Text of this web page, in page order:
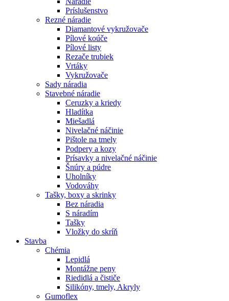
Príslušenstvo
Rezné náradie
Diamantové vykružovače
Pílové koúče
Pílové listy
Rezače trubiek
Vrtáky
Vykružovače
Sady náradia
Stavebné náradie
Ceruzky a kriedy
Hladítka
Miešadlá
Nivelačné náčinie
Pištole na tmely
Podpery a kozy
Prísavky a nivelačné náčinie
Šnúry a púdre
Uholníky
Vodováhy
Tašky, boxy a skrinky
Bez náradia
S náradím
Tašky
Vložky do skríň
Stavba
Chémia
Lepidlá
Montážne peny
Riedidlá a čističe
Silikóny, tmely, Akryly
Gumoflex